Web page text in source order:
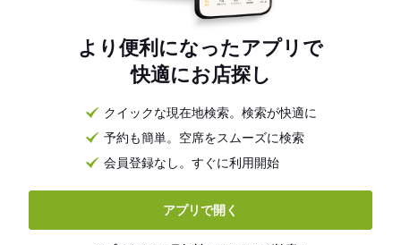
より便利になったアプリで
快適にお店探し
クイックな現在地検索。検索が快適に
予約も簡単。空席をスムーズに検索
会員登録なし。すぐに利用開始
アプリで開く